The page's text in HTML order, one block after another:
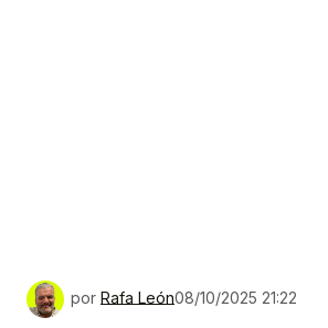
por Rafa León08/10/2025 21:22